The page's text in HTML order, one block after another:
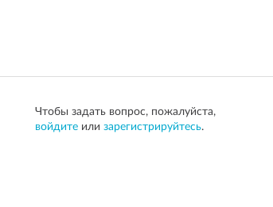
Чтобы задать вопрос, пожалуйста,
войдите или зарегистрируйтесь.